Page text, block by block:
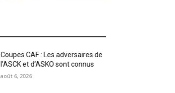
Coupes CAF : Les adversaires de
l’ASCK et d’ASKO sont connus
août 6, 2026